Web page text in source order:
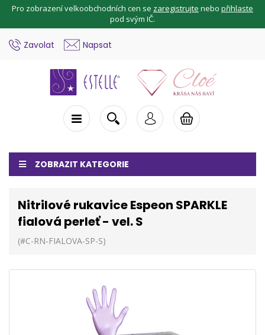
Pro zobrazení velkoobchodních cen se zaregistrujte nebo přihlaste
pod svým IČ.
Zavolat Napsat
ZOBRAZIT KATEGORIE
Nitrilové rukavice Espeon SPARKLE
fialová perleť - vel. S
(#C-RN-FIALOVA-SP-S)